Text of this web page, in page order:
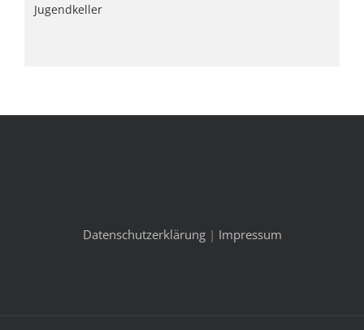
Jugendkeller
Datenschutzerklärung| Impressum